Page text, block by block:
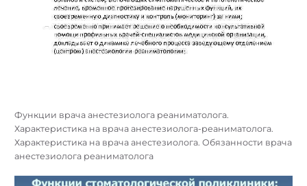
Функции врача анестезиолога реаниматолога.
Характеристика на врача анестезиолога-реаниматолога.
Характеристика на врача анестезиолога. Обязанности врача
анестезиолога реаниматолога